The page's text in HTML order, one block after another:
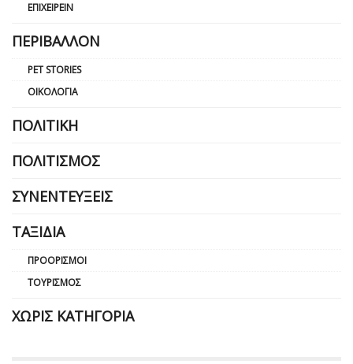
ΕΠΙΧΕΙΡΕΊΝ
ΠΕΡΙΒΆΛΛΟΝ
PET STORIES
ΟΙΚΟΛΟΓΊΑ
ΠΟΛΙΤΙΚΉ
ΠΟΛΙΤΙΣΜΌΣ
ΣΥΝΕΝΤΕΎΞΕΙΣ
ΤΑΞΊΔΙΑ
ΠΡΟΟΡΙΣΜΟΊ
ΤΟΥΡΙΣΜΌΣ
ΧΩΡΊΣ ΚΑΤΗΓΟΡΊΑ